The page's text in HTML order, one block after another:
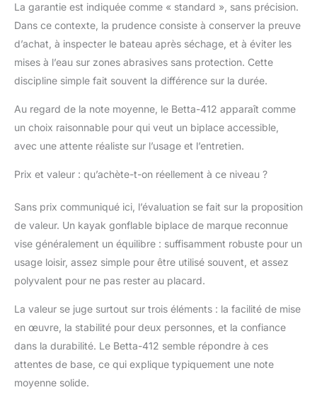
La garantie est indiquée comme « standard », sans précision.
Dans ce contexte, la prudence consiste à conserver la preuve
d’achat, à inspecter le bateau après séchage, et à éviter les
mises à l’eau sur zones abrasives sans protection. Cette
discipline simple fait souvent la différence sur la durée.
Au regard de la note moyenne, le Betta-412 apparaît comme
un choix raisonnable pour qui veut un biplace accessible,
avec une attente réaliste sur l’usage et l’entretien.
Prix et valeur : qu’achète-t-on réellement à ce niveau ?
Sans prix communiqué ici, l’évaluation se fait sur la proposition
de valeur. Un kayak gonflable biplace de marque reconnue
vise généralement un équilibre : suffisamment robuste pour un
usage loisir, assez simple pour être utilisé souvent, et assez
polyvalent pour ne pas rester au placard.
La valeur se juge surtout sur trois éléments : la facilité de mise
en œuvre, la stabilité pour deux personnes, et la confiance
dans la durabilité. Le Betta-412 semble répondre à ces
attentes de base, ce qui explique typiquement une note
moyenne solide.